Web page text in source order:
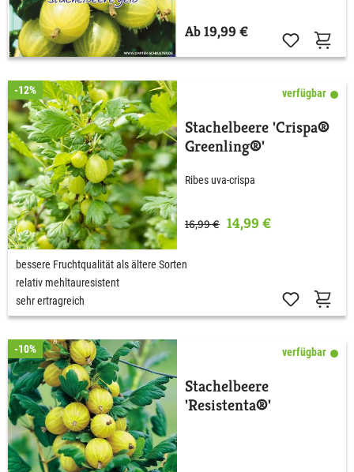
Ab 19,99 €
-12% verfügbar
Stachelbeere 'Crispa®
Greenling®'
Ribes uva-crispa
16,99 € 14,99 €
bessere Fruchtqualität als ältere Sorten
relativ mehltauresistent
sehr ertragreich
-10% verfügbar
Stachelbeere
'Resistenta®'